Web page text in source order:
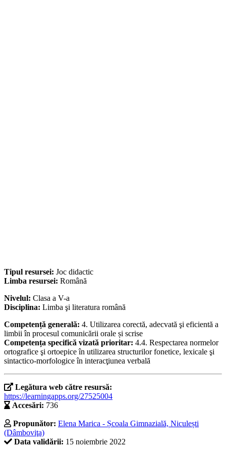
Tipul resursei: Joc didactic
Limba resursei: Română
Nivelul: Clasa a V-a
Disciplina: Limba şi literatura română
Competență generală: 4. Utilizarea corectă, adecvată şi eficientă a
limbii în procesul comunicării orale și scrise
Competența specifică vizată prioritar: 4.4. Respectarea normelor
ortografice şi ortoepice în utilizarea structurilor fonetice, lexicale şi
sintactico-morfologice în interacţiunea verbală
Legătura web către resursă:
https://learningapps.org/27525004
Accesări: 736
Propunător: Elena Marica - Școala Gimnazială, Niculești
(Dâmboviţa)
Data validării: 15 noiembrie 2022